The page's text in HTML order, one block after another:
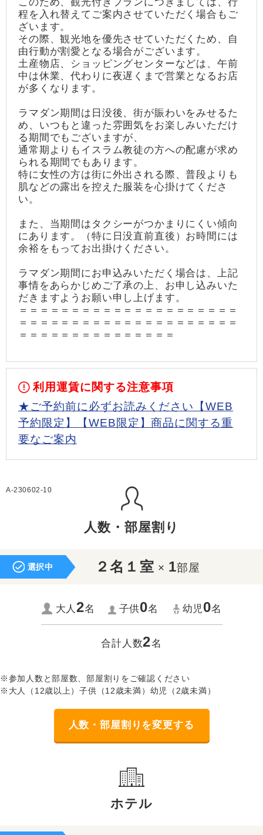
程を入れ替えてご案内させていただく場合もご
ざいます。
その際、観光地を優先させていただくため、自
由行動が割愛となる場合がございます。
土産物店、ショッピングセンターなどは、午前
中は休業、代わりに夜遅くまで営業となるお店
が多くなります。
ラマダン期間は日没後、街が賑わいをみせるた
め、いつもと違った雰囲気をお楽しみいただけ
る期間でもございますが、
通常期よりもイスラム教徒の方への配慮が求め
られる期間でもあります。
特に女性の方は街に外出される際、普段よりも
肌などの露出を控えた服装を心掛けてくださ
い。
また、当期間はタクシーがつかまりにくい傾向
にあります。（特に日没直前直後）お時間には
余裕をもってお出掛けください。
ラマダン期間にお申込みいただく場合は、上記
事情をあらかじめご了承の上、お申し込みいた
だきますようお願い申し上げます。
＝＝＝＝＝＝＝＝＝＝＝＝＝＝＝＝＝＝＝＝＝
＝＝＝＝＝＝＝＝＝＝＝＝＝＝＝＝＝＝＝＝＝
＝＝＝＝＝＝＝＝＝＝＝＝＝＝＝
利用運賃に関する注意事項
★ご予約前に必ずお読みください【WEB
予約限定】【WEB限定】商品に関する重
要なご案内
A-230602-10
人数・部屋割り
選択中 ２名１室 × 1部屋
大人2名 子供0名 幼児0名
合計人数2名
※参加人数と部屋数、部屋割りをご確認ください
※大人（12歳以上）子供（12歳未満）幼児（2歳未満）
人数・部屋割りを変更する
ホテル